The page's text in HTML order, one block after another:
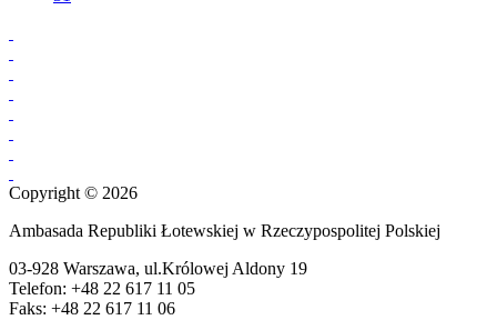
Copyright © 2026
Ambasada Republiki Łotewskiej w Rzeczypospolitej Polskiej
03-928 Warszawa, ul.Królowej Aldony 19
Telefon: +48 22 617 11 05
Faks: +48 22 617 11 06